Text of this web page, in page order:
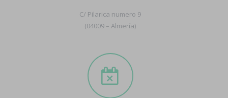
C/ Pilarica numero 9
(04009 – Almería)